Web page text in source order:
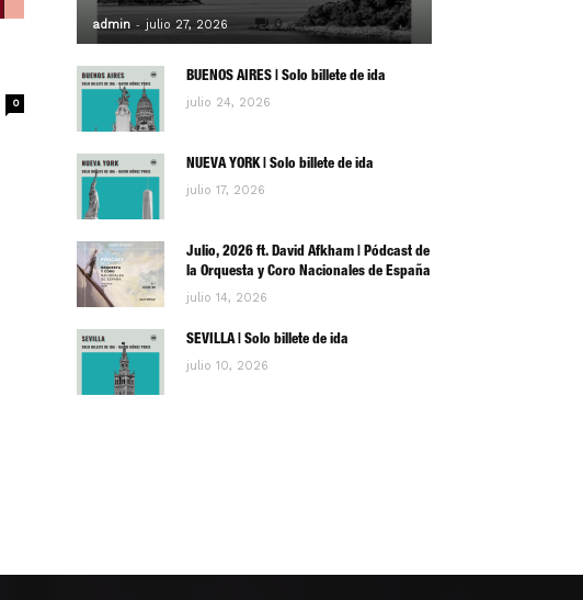
0
admin - julio 27, 2026 0
BUENOS AIRES | Solo billete de ida
julio 24, 2026
NUEVA YORK | Solo billete de ida
julio 17, 2026
Julio, 2026 ft. David Afkham | Pódcast de
la Orquesta y Coro Nacionales de España
julio 14, 2026
SEVILLA | Solo billete de ida
julio 10, 2026